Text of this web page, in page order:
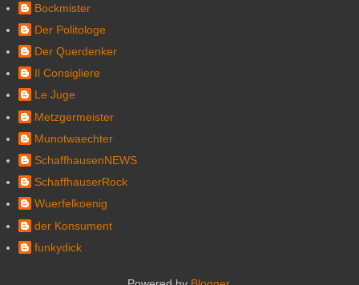
Bockmister
Der Politologe
Der Querdenker
Il Consigliere
Le Juge
Metzgermeister
Munotwaechter
SchaffhausenNEWS
SchaffhauserRock
Wuerfelkoenig
der Konsument
funkydick